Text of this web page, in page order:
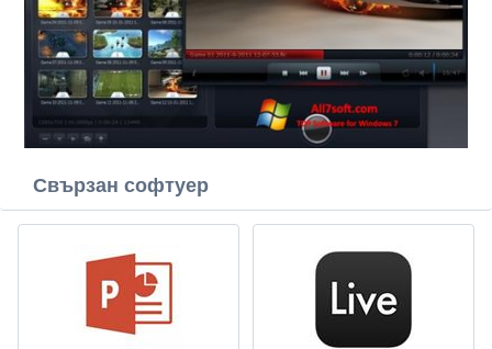
Свързан софтуер